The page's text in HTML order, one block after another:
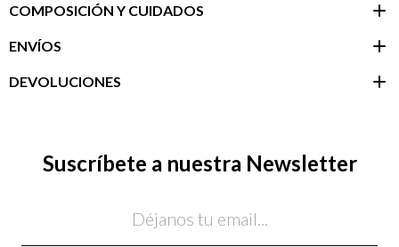
COMPOSICIÓN Y CUIDADOS
ENVÍOS
DEVOLUCIONES
Suscríbete a nuestra Newsletter